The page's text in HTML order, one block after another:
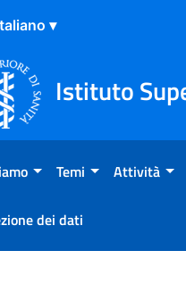
Istituto
Temi Attività
dei dati